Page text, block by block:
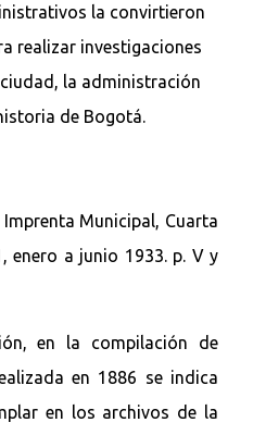
la convirtieron
realizar investigaciones
la administración
de Bogotá.
Municipal, Cuarta
enero a junio 1933. p. V y
en la compilación de
en 1886 se indica
en los archivos de la